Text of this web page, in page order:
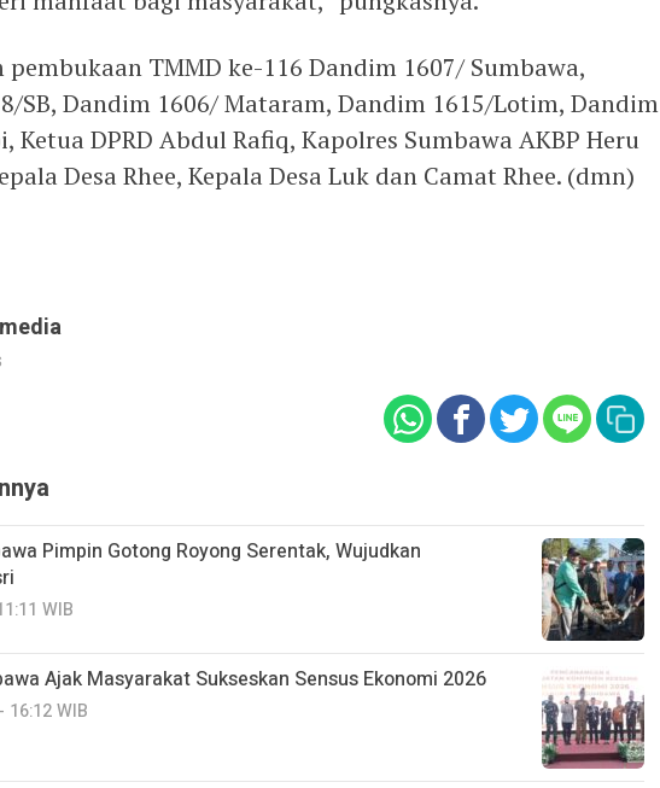
TMMD ke-116 Dandim 1607/ Sumbawa,
SB, Dandim 1606/ Mataram, Dandim 1615/Lotim, Dandim
Ketua DPRD Abdul Rafiq, Kapolres Sumbawa AKBP Heru
Desa Rhee, Kepala Desa Luk dan Camat Rhee. (dmn)
Pimpin Gotong Royong Serentak, Wujudkan
WIB
Ajak Masyarakat Sukseskan Sensus Ekonomi 2026
16:12 WIB